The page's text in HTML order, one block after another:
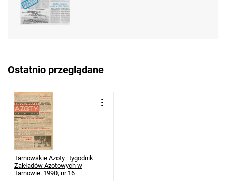
Tarnowskie Azoty : tygodnik Zakładów
Azotowych w Tarnowie. 1990, nr 28
Azotowych w Tarnowie. 1990, nr 30
Azotowych w Tarnowie. 1990, nr 31
Tarnowskie Azoty : tygodnik Zakładów
Azotowych w Tarnowie. 1990, nr 32
Tarnowskie Azoty : tygodnik Zakładów
Azotowych w Tarnowie. 1990, nr 33
Tarnowskie Azoty : tygodnik Zakładów
Azotowych w Tarnowie. 1990, nr 34
Ostatnio przeglądane
Tarnowskie Azoty : tygodnik
Zakładów Azotowych w
Tarnowie. 1990, nr 16